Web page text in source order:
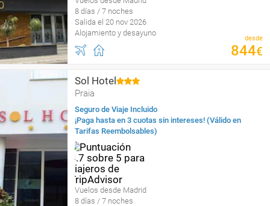
8 días / 7 noches
Salida el 20 nov 2026
Alojamiento y desayuno
desde
844€
Sol Hotel
Praia
Seguro de Viaje Incluido
¡Paga hasta en 3 cuotas sin intereses! (Válido en
Tarifas Reembolsables)
Vuelos desde Madrid
8 días / 7 noches